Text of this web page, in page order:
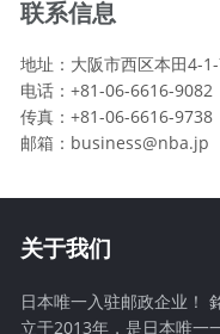
联系信息
地址：大阪市西区本田4-
电话：+81-06-6616-9082
传真：+81-06-6616-9738
邮箱： business@nba.jp
关于我们
日本唯一入驻邮政企业！
立于2013年，是日本唯一